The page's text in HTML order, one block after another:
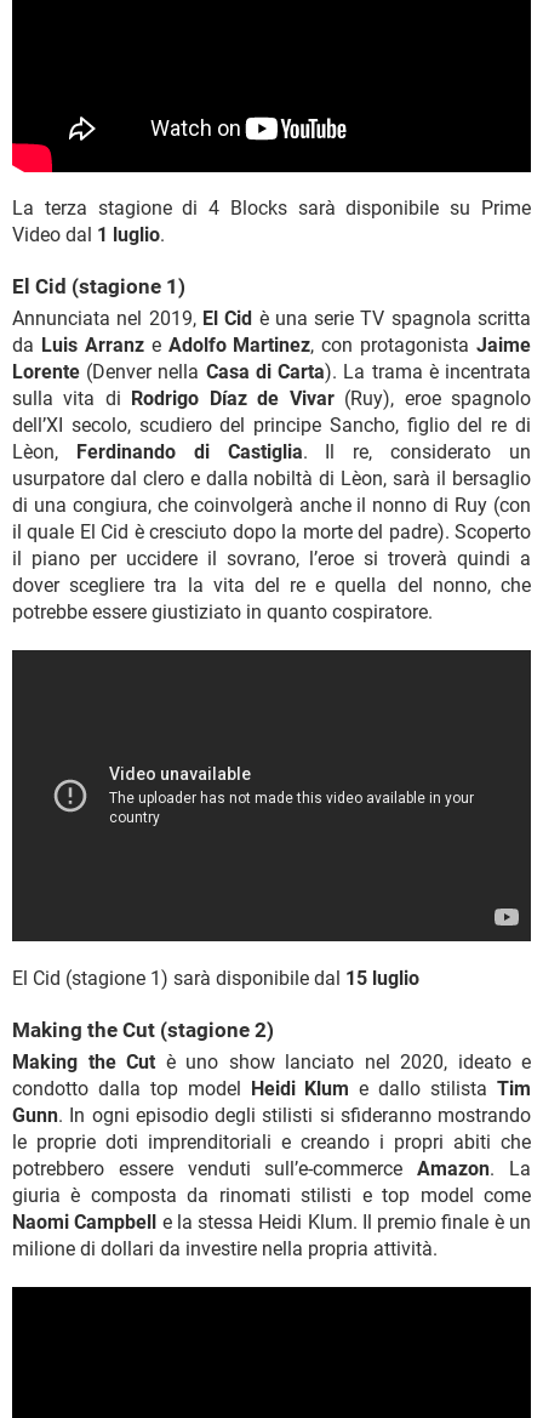
La terza stagione di 4 Blocks sarà disponibile su Prime
Video dal 1 luglio.
El Cid (stagione 1)
Annunciata nel 2019, El Cid è una serie TV spagnola scritta
da Luis Arranze Adolfo Martinez, con protagonista Jaime
Lorente (Denver nella Casa di Carta). La trama è incentrata
sulla vita di
Rodrigo Díaz de Vivar(Ruy), eroe spagnolo
dell’XI secolo, scudiero del principe Sancho, figlio del re di
Lèon,
Ferdinando di Castiglia. Il re, considerato un
usurpatore dal clero e dalla nobiltà di Lèon, sarà il bersaglio
di una congiura, che coinvolgerà anche il nonno di Ruy (con
il quale El Cid è cresciuto dopo la morte del padre). Scoperto
il piano per uccidere il sovrano, l’eroe si troverà quindi a
dover scegliere tra la vita del re e quella del nonno, che
potrebbe essere giustiziato in quanto cospiratore.
El Cid (stagione 1) sarà disponibile dal 15 luglio
Making the Cut (stagione 2)
Making the Cut è uno show lanciato nel 2020, ideato e
condotto dalla top model Heidi Klum e dallo stilistaTim
Gunn. In ogni episodio degli stilisti si sfideranno mostrando
le proprie doti imprenditoriali e creando i propri abiti che
potrebbero essere venduti sull’e-commerceAmazon. La
giuria è composta da rinomati stilisti e top model come
Naomi Campbell e la stessa Heidi Klum. Il premio finale è un
milione di dollari da investire nella propria attività.